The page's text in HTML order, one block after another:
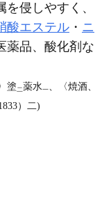
侵しやすく、
酸エステル ・ ニ
薬品、酸化剤な
塗二薬水一
、〈焼酒、
1833）二)